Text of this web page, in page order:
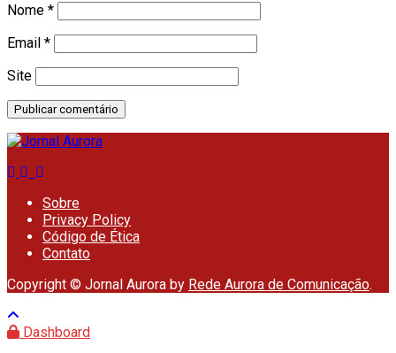
Nome *
Email *
Site
Sobre
Privacy Policy
Código de Ética
Contato
Copyright © Jornal Aurora by Rede Aurora de Comunicação.
Dashboard